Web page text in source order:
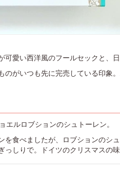
愛い西洋風のフールセックと、日
のがいつも先に完売している印象
ルロブションのシュトーレン。
食べましたが、ロブションのシ
っしりで。ドイツのクリスマスの